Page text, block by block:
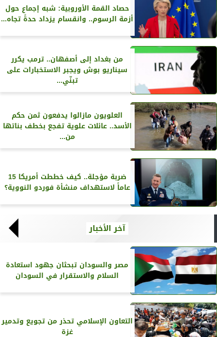
حصاد القمة الأوروبية: شبه إجماع حول
أزمة الرسوم.. وانقسام يزداد حدةً تجاه...
من بغداد إلى أصفهان.. ترمب يكرر
سيناريو بوش ويجبر الاستخبارات على
تبنّي...
العلويون مازالوا يدفعون ثمن حكم
الأسد.. عائلات علوية تفجع بخطف بناتها
من...
ضربة مؤجلة.. كيف خططت أمريكا 15
عاماً لاستهداف منشأة فوردو النووية؟
آخر الأخبار
مصر والسودان تبحثان جهود استعادة
السلام والاستقرار في السودان
التعاون الإسلامي تحذر من تجويع وتدمير
غزة